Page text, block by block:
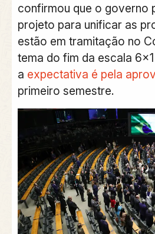
confirmou que o governo
projeto para unificar as
estão em tramitação no
tema do fim da escala
a expectativa é pela
primeiro semestre.